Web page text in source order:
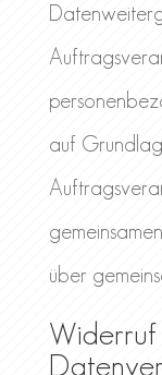
auf
über
Widerruf